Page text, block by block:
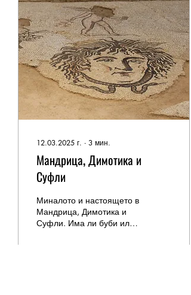
12.03.2025 г. ∙ 3 мин.
Мандрица, Димотика и
Суфли
Миналото и настоящето в
Мандрица, Димотика и
Суфли. Има ли буби или